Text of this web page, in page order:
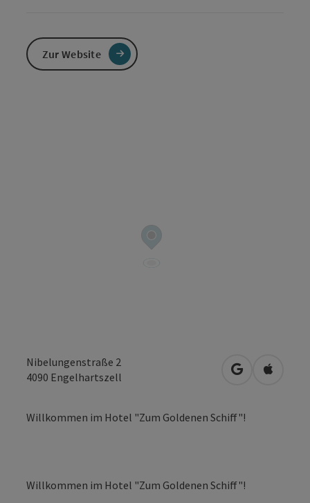
Nibelungenstraße 2
4090 Engelhartszell in Google
in
Willkommen im Hotel "Zum Goldenen Schiff"!
Willkommen im Hotel "Zum Goldenen Schiff"!
Zur Website